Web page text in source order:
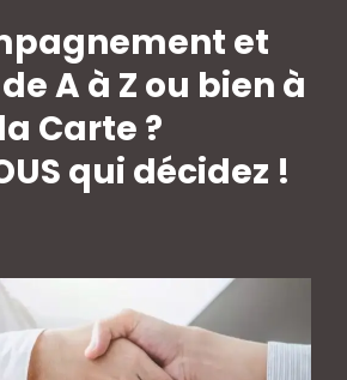
et
A à Z ou bien à
la Carte ?
qui décidez !